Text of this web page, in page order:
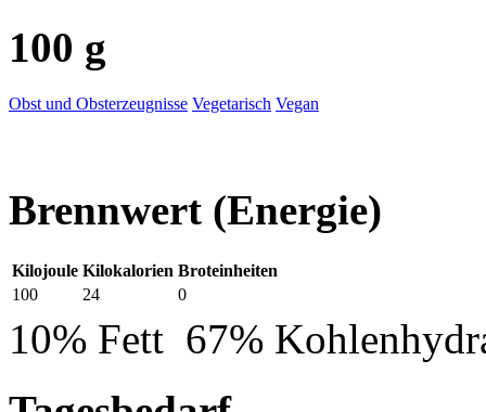
100 g
Obst und Obsterzeugnisse Vegetarisch Vegan
Brennwert (Energie)
Kilojoule Kilokalorien Broteinheiten
100
24 0
10% Fett 67%